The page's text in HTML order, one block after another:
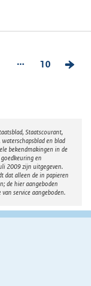
... 10
V
g
Staatscourant,
en blad
bekendmakingen in de
en
2009 zijn uitgegeven.
dat alleen de in papieren
de hier aangeboden
service aangeboden.